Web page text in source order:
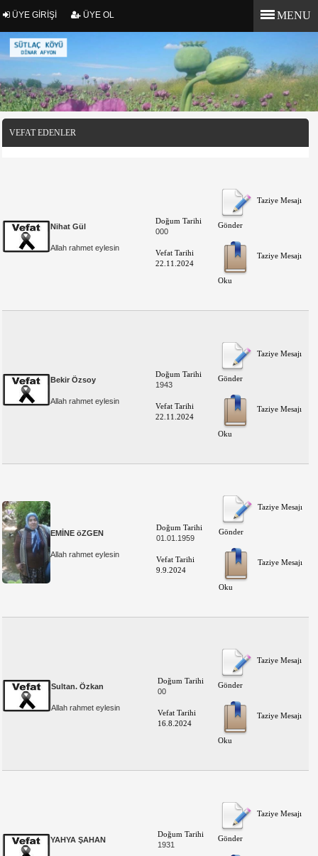
ÜYE GİRİŞİ ÜYE OL MENU
VEFAT EDENLER
Nihat Gül
Allah rahmet eylesin
Doğum Tarihi
000
Vefat Tarihi
22.11.2024
Taziye Mesajı
Gönder
Taziye Mesajı
Oku
Bekir Özsoy
Allah rahmet eylesin
Doğum Tarihi
1943
Vefat Tarihi
22.11.2024
Taziye Mesajı
Gönder
Taziye Mesajı
Oku
EMİNE öZGEN
Allah rahmet eylesin
Doğum Tarihi
01.01.1959
Vefat Tarihi
9.9.2024
Taziye Mesajı
Gönder
Taziye Mesajı
Oku
Sultan. Özkan
Allah rahmet eylesin
Doğum Tarihi
00
Vefat Tarihi
16.8.2024
Taziye Mesajı
Gönder
Taziye Mesajı
Oku
YAHYA ŞAHAN
Doğum Tarihi
1931
Taziye Mesajı
Gönder